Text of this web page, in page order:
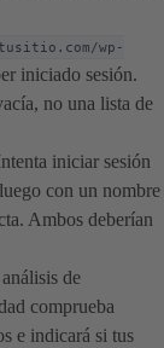
wp-
iniciado sesión.
no una lista de
iniciar sesión
con un nombre
Ambos deberían
de
comprueba
e indicará si tus